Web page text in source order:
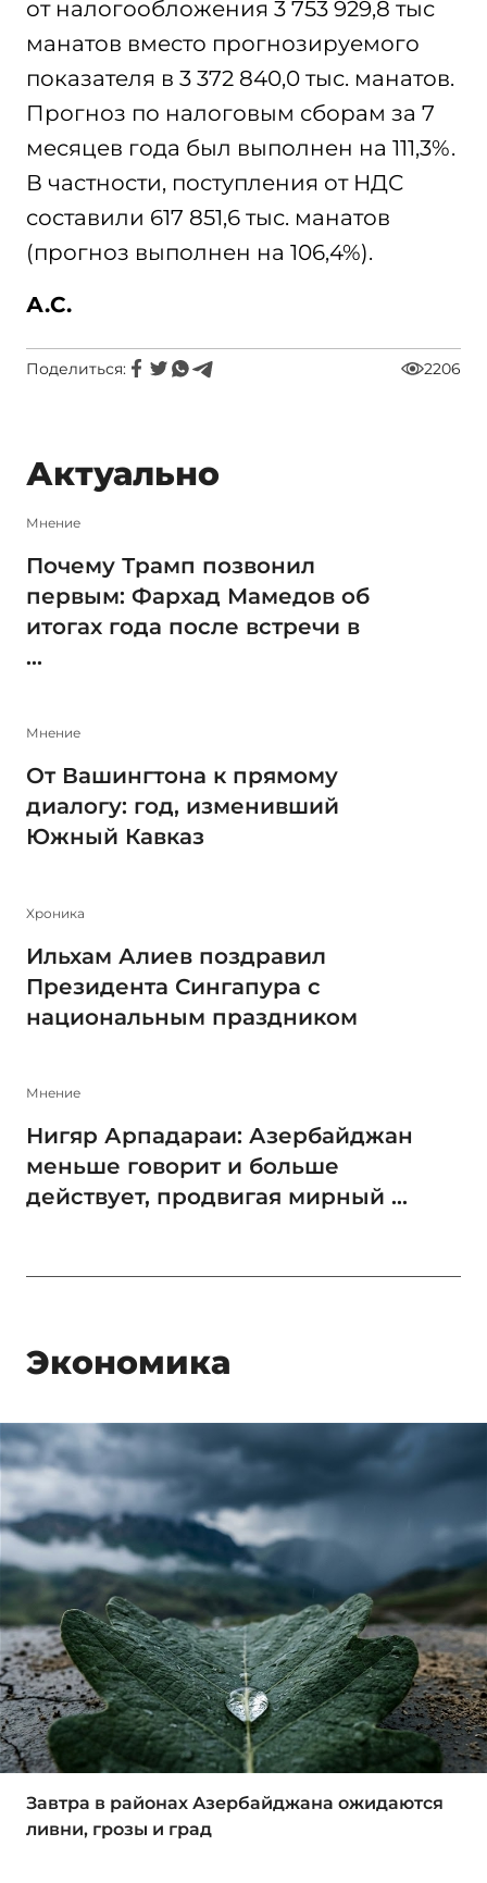
от налогообложения 3 753 929,8 тыс
манатов вместо прогнозируемого
показателя в 3 372 840,0 тыс. манатов.
Прогноз по налоговым сборам за 7
месяцев года был выполнен на 111,3%.
В частности, поступления от НДС
составили 617 851,6 тыс. манатов
(прогноз выполнен на 106,4%).
А.С.
Поделиться: 2206
Актуально
Мнение
Почему Трамп позвонил
первым: Фархад Мамедов об
итогах года после встречи в
...
Мнение
От Вашингтона к прямому
диалогу: год, изменивший
Южный Кавказ
Xроника
Ильхам Алиев поздравил
Президента Сингапура с
национальным праздником
Мнение
Нигяр Арпадараи: Азербайджан
меньше говорит и больше
действует, продвигая мирный ...
Экономика
Завтра в районах Азербайджана ожидаются
ливни, грозы и град